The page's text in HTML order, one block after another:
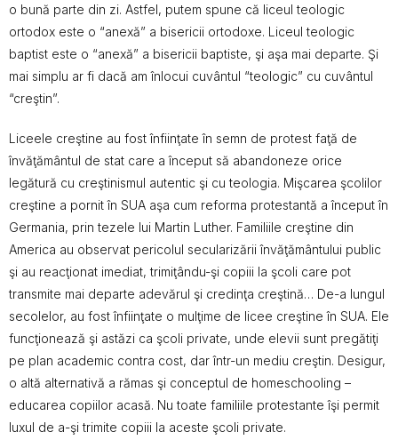
o bună parte din zi. Astfel, putem spune că liceul teologic
ortodox este o “anexă” a bisericii ortodoxe. Liceul teologic
baptist este o “anexă” a bisericii baptiste, şi aşa mai departe. Şi
mai simplu ar fi dacă am înlocui cuvântul “teologic” cu cuvântul
“creştin”.
Liceele creştine au fost înfiinţate în semn de protest faţă de
învăţământul de stat care a început să abandoneze orice
legătură cu creştinismul autentic şi cu teologia. Mişcarea şcolilor
creştine a pornit în SUA aşa cum reforma protestantă a început în
Germania, prin tezele lui Martin Luther. Familiile creştine din
America au observat pericolul secularizării învăţământului public
şi au reacţionat imediat, trimiţându-şi copiii la şcoli care pot
transmite mai departe adevărul şi credinţa creştină… De-a lungul
secolelor, au fost înfiinţate o mulţime de licee creştine în SUA. Ele
funcţionează şi astăzi ca şcoli private, unde elevii sunt pregătiţi
pe plan academic contra cost, dar într-un mediu creştin. Desigur,
o altă alternativă a rămas şi conceptul de homeschooling –
educarea copiilor acasă. Nu toate familiile protestante îşi permit
luxul de a-şi trimite copiii la aceste şcoli private.